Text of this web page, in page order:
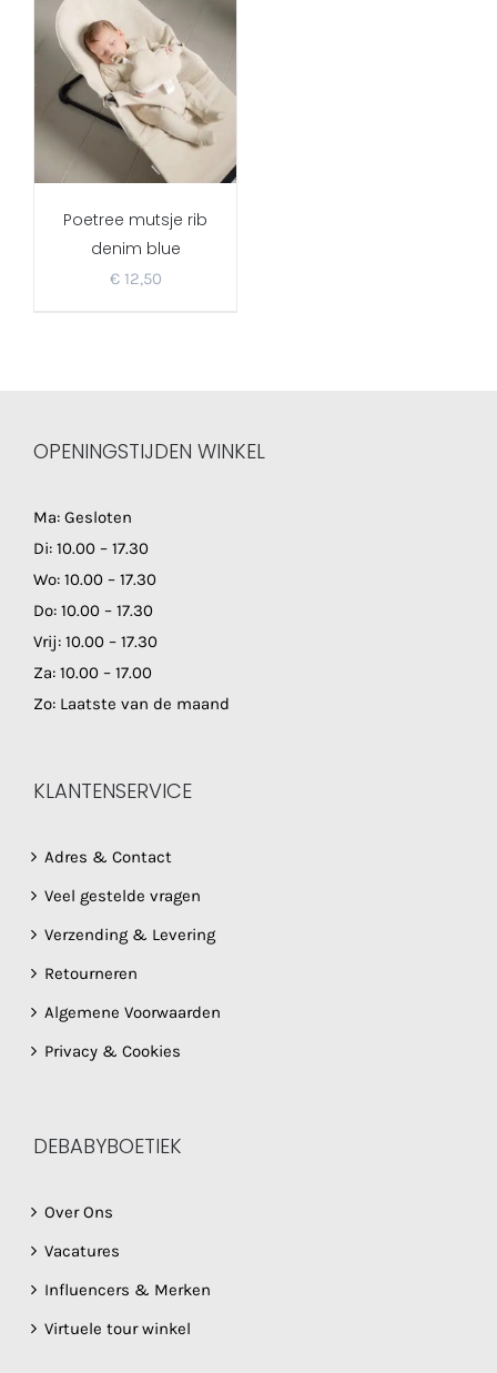
Poetree mutsje rib
denim blue
€12,50
OPENINGSTIJDEN WINKEL
Ma: Gesloten
Di: 10.00 – 17.30
Wo: 10.00 – 17.30
Do: 10.00 – 17.30
Vrij: 10.00 – 17.30
Za: 10.00 – 17.00
Zo: Laatste van de maand
KLANTENSERVICE
Adres & Contact
Veel gestelde vragen
Verzending & Levering
Retourneren
Algemene Voorwaarden
Privacy & Cookies
DEBABYBOETIEK
Over Ons
Vacatures
Influencers & Merken
Virtuele tour winkel